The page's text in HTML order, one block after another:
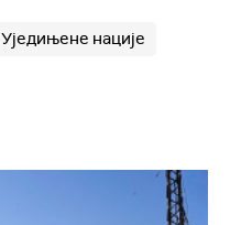
Уједињене нације